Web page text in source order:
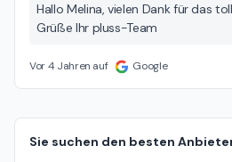
Hallo Melina, vielen Dank für das
Grüße Ihr pluss-Team
Vor 4 Jahren auf Google
Sie suchen den besten